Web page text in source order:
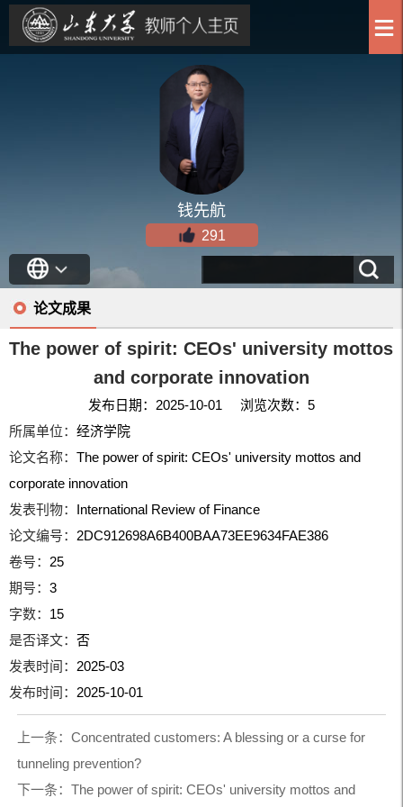
钱先航
291
论文成果
The power of spirit: CEOs' university mottos
and corporate innovation
发布日期：2025-10-01 浏览次数： 5
所属单位：经济学院
论文名称：The power of spirit: CEOs' university mottos and
corporate innovation
发表刊物： International Review of Finance
论文编号： 2DC912698A6B400BAA73EE9634FAE386
卷号： 25
期号：3
字数： 15
是否译文：否
发表时间： 2025-03
发布时间： 2025-10-01
上一条： Concentrated customers: A blessing or a curse for
tunneling prevention?
下一条： The power of spirit: CEOs' university mottos and